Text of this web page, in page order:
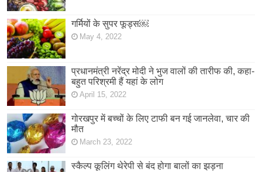
गर्मियों के सुपर फूड्स￼
May 4, 2022
प्रधानमंत्री नरेंद्र मोदी ने भुज वालों की तारीफ की, कहा-
बहुत परिश्रमी हैं यहां के लोग
April 15, 2022
गोरखपुर में बच्चों के लिए टाफी बन गई जानलेवा, चार की
मौत
March 23, 2022
स्कैल्प कूलिंग थेरेपी से बंद होगा बालों का झड़ना